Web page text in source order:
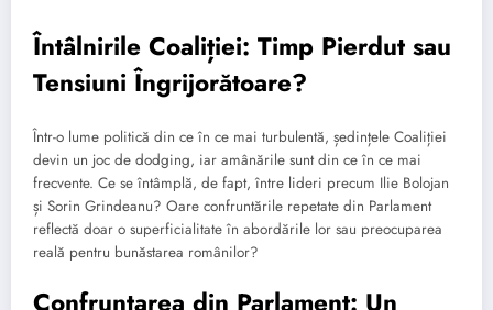
Întâlnirile Coaliției: Timp Pierdut sau
Tensiuni Îngrijorătoare?
Într-o lume politică din ce în ce mai turbulentă, ședințele Coaliției
devin un joc de dodging, iar amânările sunt din ce în ce mai
frecvente. Ce se întâmplă, de fapt, între lideri precum Ilie Bolojan
și Sorin Grindeanu? Oare confruntările repetate din Parlament
reflectă doar o superficialitate în abordările lor sau preocuparea
reală pentru bunăstarea românilor?
Confruntarea din Parlament: Un